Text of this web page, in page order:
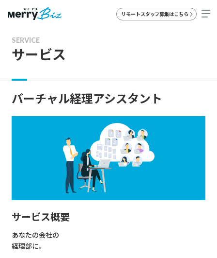
リモートスタッフ募集はこちら
SERVICE
サービス
バーチャル経理アシスタント
サービス概要
あなたの会社の
経理部に。